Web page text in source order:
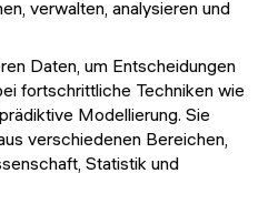
verwalten, analysieren und
Daten, um Entscheidungen
fortschrittliche Techniken wie
Modellierung. Sie
verschiedenen Bereichen,
Statistik und